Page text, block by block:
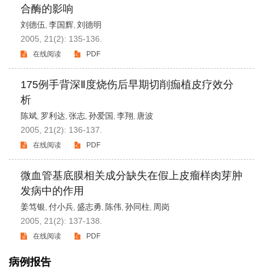
合酶的影响
刘德伍, 李国辉, 刘德明
2005, 21(2): 135-136.
在线阅读 PDF
175例手背深Ⅱ度烧伤后早期切削痂植皮疗效分
析
陈斌, 罗利达, 张志, 孙爱国 , 李翔, 唐波
2005, 21(2): 136-137.
在线阅读 PDF
微血管基底膜相关成分缺失在假上皮瘤样肉芽肿
发病中的作用
姜笃银, 付小兵, 盛志勇, 陈伟, 孙同柱, 周岗
2005, 21(2): 137-138.
在线阅读 PDF
病例报告